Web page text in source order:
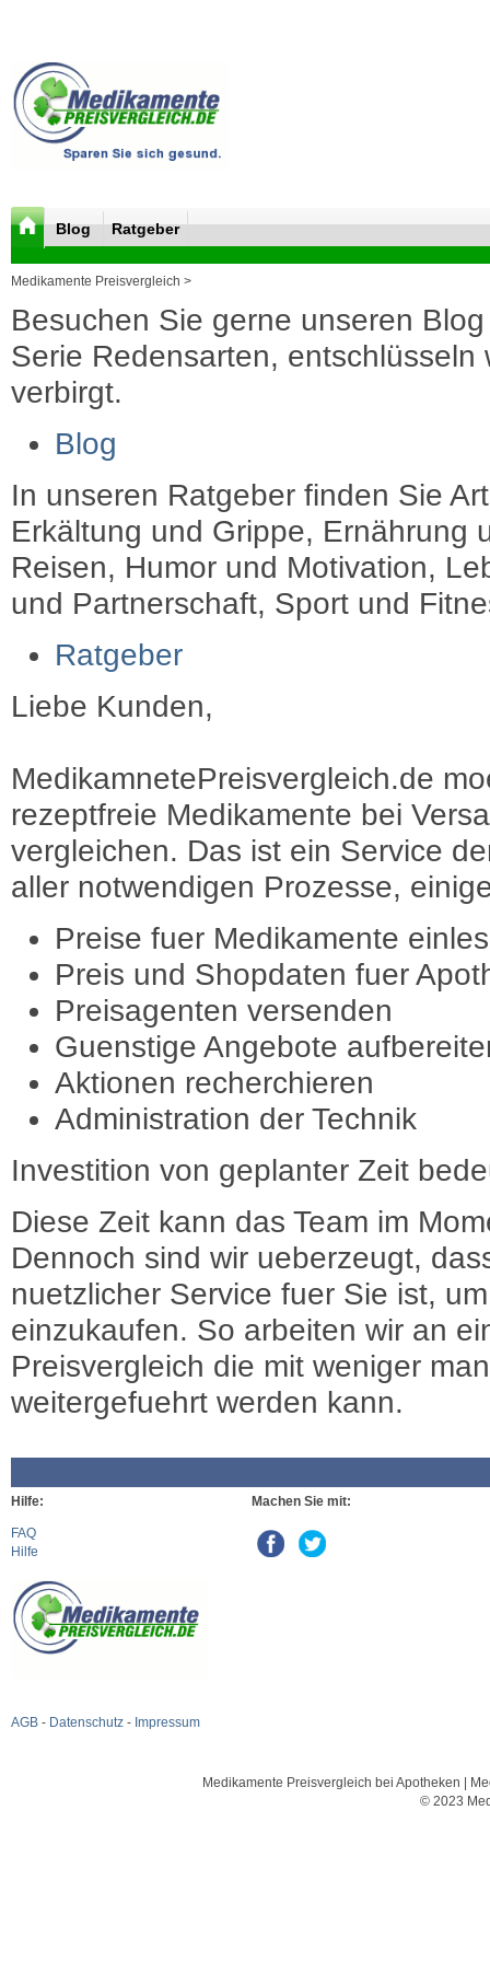
Blog Ratgeber
Medikamente Preisvergleich >
Besuchen Sie gerne unseren
Serie Redensarten, entschlüsseln
verbirgt.
Blog
In unseren Ratgeber finden Sie
Erkältung und Grippe, Ernährung
Reisen, Humor und Motivation,
und Partnerschaft, Sport und
Ratgeber
Liebe Kunden,
MedikamnetePreisvergleich.de
rezeptfreie Medikamente bei
vergleichen. Das ist ein Service
aller notwendigen Prozesse,
Preise fuer Medikamente
Preis und Shopdaten fuer
Preisagenten versenden
Guenstige Angebote
Aktionen recherchieren
Administration der Technik
Investition von geplanter Zeit
Diese Zeit kann das Team im
Dennoch sind wir ueberzeugt,
nuetzlicher Service fuer Sie ist,
einzukaufen. So arbeiten wir an
Preisvergleich die mit weniger
weitergefuehrt werden kann.
Hilfe:
FAQ
Hilfe
AGB - Datenschutz - Impressum
Machen Sie mit:
Medikamente Preisvergleich bei Apotheken |
© 2023